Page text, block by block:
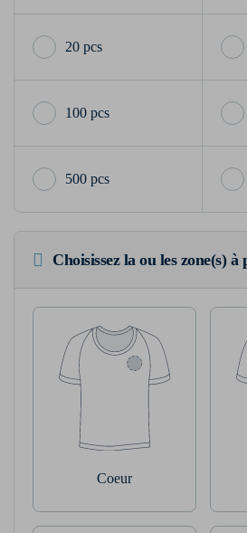
20 pcs
100 pcs
500 pcs
Choisissez la ou les zone(s) à
Coeur